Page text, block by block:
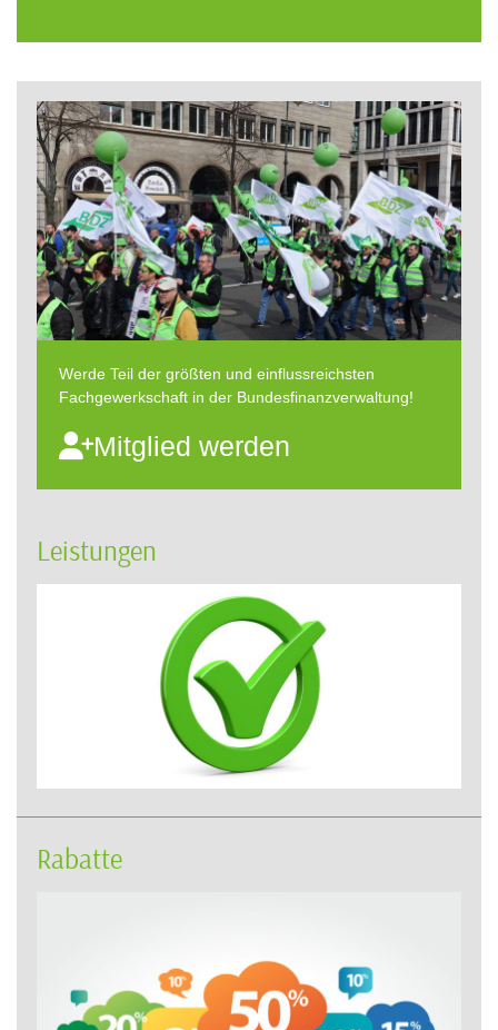
Werde Teil der größten und einflussreichsten
Fachgewerkschaft in der Bundesfinanzverwaltung!
Mitglied werden
Leistungen
Rabatte